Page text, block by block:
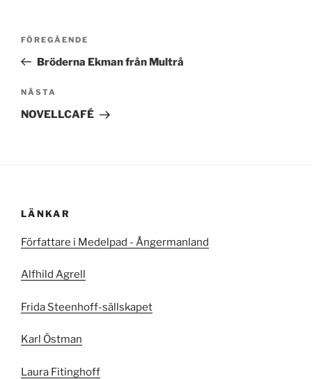
Inläggsnavigering
Föregående
inlägg
FÖREGÅENDE
Bröderna Ekman från Multrå
Nästa
inlägg
NÄSTA
NOVELLCAFÉ
LÄNKAR
Författare i Medelpad - Ångermanland
Alfhild Agrell
Frida Steenhoff-sällskapet
Karl Östman
Laura Fitinghoff